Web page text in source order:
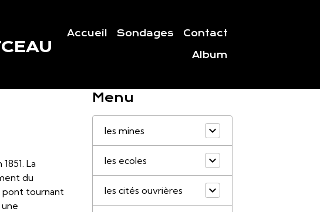
Accueil Sondages Contact
Album
La
du
pont tournant
Menu
les mines
les ecoles
les cités ouvrières